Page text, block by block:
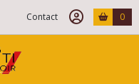
Contact 0